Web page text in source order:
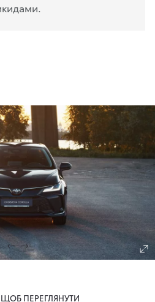
ЩОБ ПЕРЕГЛЯНУТИ